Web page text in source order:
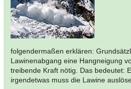
folgendermaßen erklären:
Lawinenabgang eine Hangneigung
treibende Kraft nötig. Das bedeutet:
irgendetwas muss die Lawine